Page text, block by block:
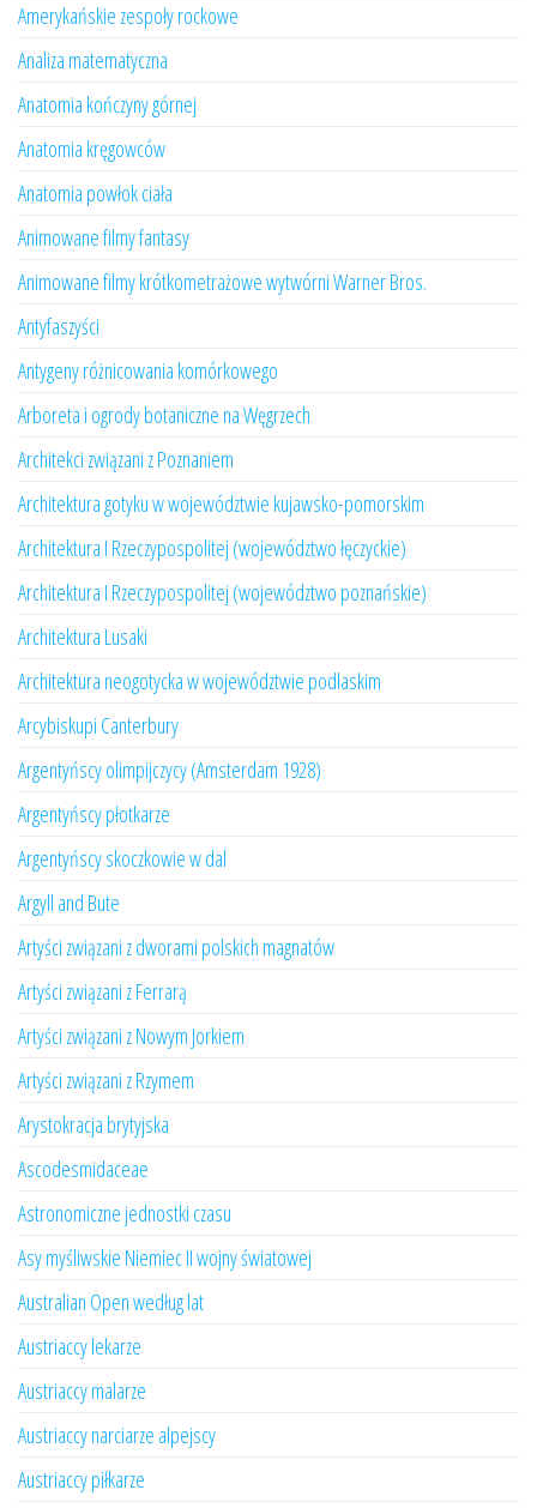
Amerykańskie zespoły rockowe
Analiza matematyczna
Anatomia kończyny górnej
Anatomia kręgowców
Anatomia powłok ciała
Animowane filmy fantasy
Animowane filmy krótkometrażowe wytwórni Warner Bros.
Antyfaszyści
Antygeny różnicowania komórkowego
Arboreta i ogrody botaniczne na Węgrzech
Architekci związani z Poznaniem
Architektura gotyku w województwie kujawsko-pomorskim
Architektura I Rzeczypospolitej (województwo łęczyckie)
Architektura I Rzeczypospolitej (województwo poznańskie)
Architektura Lusaki
Architektura neogotycka w województwie podlaskim
Arcybiskupi Canterbury
Argentyńscy olimpijczycy (Amsterdam 1928)
Argentyńscy płotkarze
Argentyńscy skoczkowie w dal
Argyll and Bute
Artyści związani z dworami polskich magnatów
Artyści związani z Ferrarą
Artyści związani z Nowym Jorkiem
Artyści związani z Rzymem
Arystokracja brytyjska
Ascodesmidaceae
Astronomiczne jednostki czasu
Asy myśliwskie Niemiec II wojny światowej
Australian Open według lat
Austriaccy lekarze
Austriaccy malarze
Austriaccy narciarze alpejscy
Austriaccy piłkarze